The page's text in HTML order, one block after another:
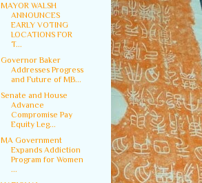
MAYOR WALSH
ANNOUNCES
EARLY VOTING
LOCATIONS FOR
T...
Governor Baker
Addresses Progress
and Future of MB...
Senate and House
Advance
Compromise Pay
Equity Leg...
MA Government
Expands Addiction
Program for Women
...